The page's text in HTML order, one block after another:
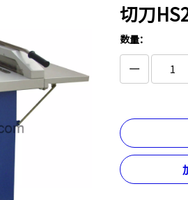
切刀
数量：